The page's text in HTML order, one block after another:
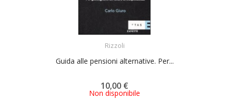
Rizzoli
Guida alle pensioni alternative. Per...
10,00 €
Non disponibile